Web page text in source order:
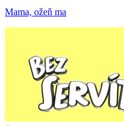
Mama, ožeň ma